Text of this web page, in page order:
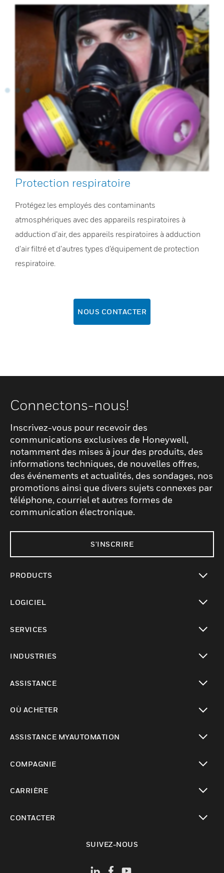
Protection respiratoire
Protégez les employés des contaminants
atmosphériques avec des appareils respiratoires à
adduction d’air, des appareils respiratoires à adduction
d’air filtré et d’autres types d’équipement de protection
respiratoire.
NOUS CONTACTER
Connectons-nous!
Inscrivez-vous pour recevoir des
communications exclusives de Honeywell,
notamment des mises à jour des produits, des
informations techniques, de nouvelles offres,
des événements et actualités, des sondages, nos
promotions ainsi que divers sujets connexes par
téléphone, courriel et autres formes de
communication électronique.
S'INSCRIRE
PRODUCTS
LOGICIEL
SERVICES
INDUSTRIES
ASSISTANCE
OÙ ACHETER
ASSISTANCE MYAUTOMATION
COMPAGNIE
CARRIÈRE
CONTACTER
SUIVEZ-NOUS